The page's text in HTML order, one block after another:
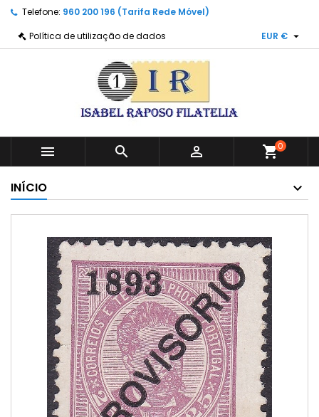
Telefone: 960 200 196 (Tarifa Rede Móvel)
Política de utilização de dados
EUR € 
   shopping_cart0
INÍCIO